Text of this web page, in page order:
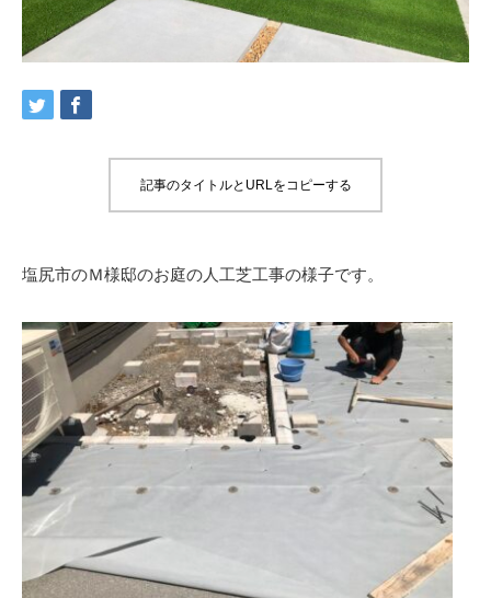
記事のタイトルとURLをコピーする
塩尻市のＭ様邸のお庭の人工芝工事の様子です。